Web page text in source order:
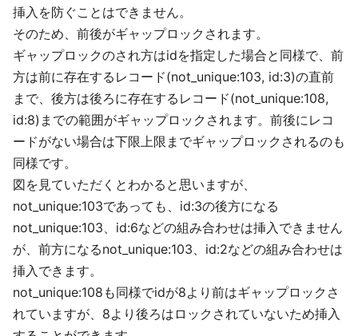
挿入を防ぐことはできません。
そのため、前後がギャップロックされます。
ギャップロックのされ方はidを指定した場合と同様で、前
方は前に存在するレコード(not_unique:103, id:3)の直前
まで、後方は後ろに存在するレコード(not_unique:108,
id:8)までの範囲がギャップロックされます。前後にレコ
ードがない場合は下限上限までギャップロックされるのも
同様です。
図を見ていただくとわかると思いますが、
not_unique:103であっても、id:3の後方になる
not_unique:103、id:6などの組み合わせは挿入できません
が、前方になるnot_unique:103、id:2などの組み合わせは
挿入できます。
not_unique:108も同様でidが8より前はギャップロックさ
れていますが、8より後ろはロックされていないため挿入